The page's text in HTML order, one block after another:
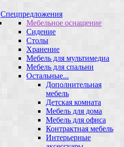
Спецпредложения
Мебельное оснащение
Сидение
Столы
Хранение
Мебель для мультимедиа
Мебель для спальни
Остальные...
Дополнительная
мебель
Детская комната
Мебель для дома
Мебель для офиса
Контрактная мебель
Интерьерные